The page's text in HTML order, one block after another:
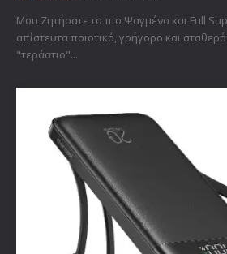
Μου Ζητήσατε το πιο Ψαγμένο και Full Sup
απίστευτα ποιοτικό, γρήγορο και
"τεράστιο"...